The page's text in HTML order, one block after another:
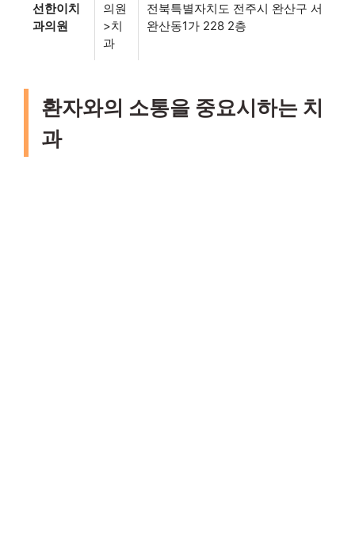
선한이치
과의원
의원
>치
과
전북특별자치도 전주시 완산구 서
완산동1가 228 2층
환자와의 소통을 중요시하는 치
과